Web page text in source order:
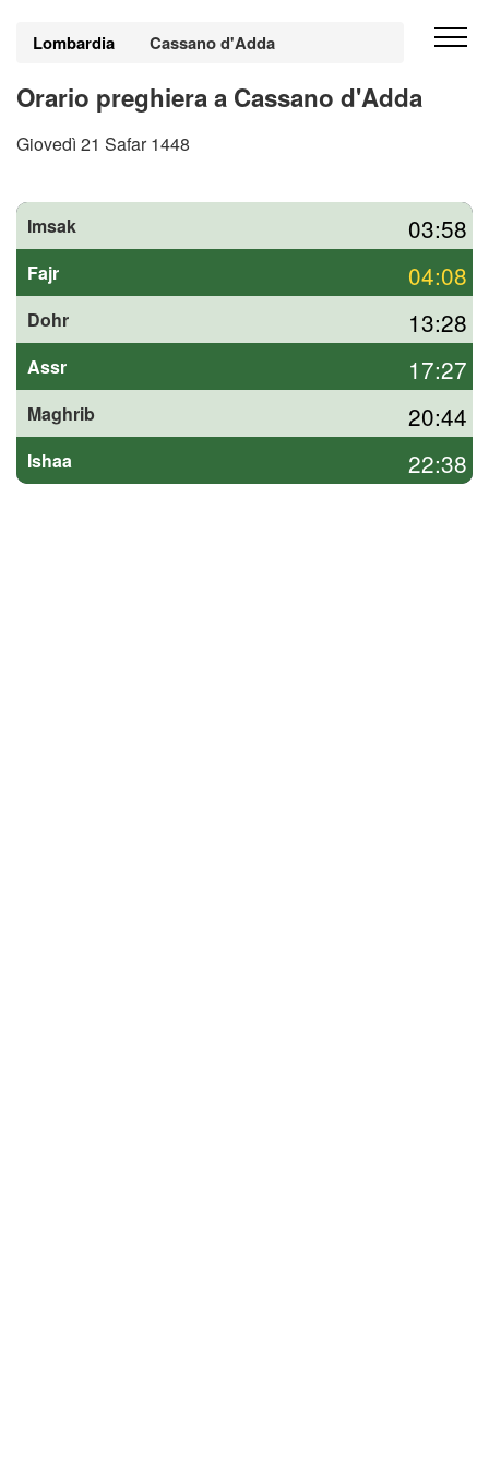
Lombardia Cassano d'Adda
Orario preghiera a Cassano d'Adda
Giovedì 21 Safar 1448
Imsak 03:58
Fajr 04:08
Dohr 13:28
Assr 17:27
Maghrib 20:44
Ishaa 22:38